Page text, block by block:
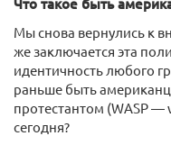
Что такое быть
Мы снова вернулись к
же заключается эта
идентичность любого
раньше быть
протестантом (WASP
сегодня?